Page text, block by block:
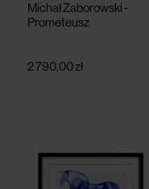
Michał Zaborowski -
Prometeusz
2 790,00 zł